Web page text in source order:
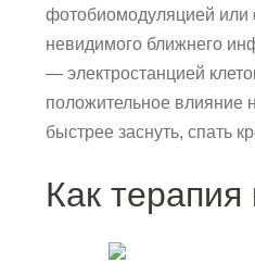
фотобиомодуляцией или
невидимого ближнего
— электростанцией
положительное влияние
быстрее заснуть, спать
Как